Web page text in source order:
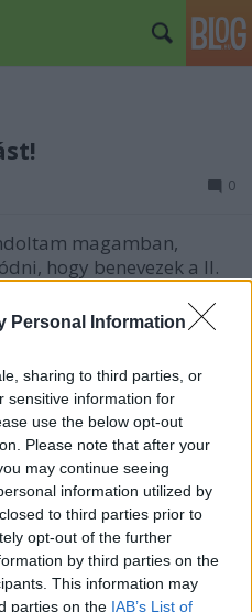
Personal Information
sharing to third parties, or
sensitive information for
use the below opt-out
Please note that after your
may continue seeing
information utilized by
to third parties prior to
opt-out of the further
by third parties on the
This information may
parties on the IAB’s List of
0
magamban,
hogy benevezek a II.
ezelőtt, általános
Na jó, ennyire azért nem
világot, -0,3 kg
párolt zöldségek
gombóccal.
saláta és sült
szerint fel-alá